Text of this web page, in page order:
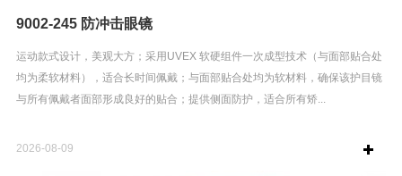
9002-245 防冲击眼镜
运动款式设计，美观大方；采用UVEX 软硬组件一次成型技术（与面部贴合处
均为柔软材料），适合长时间佩戴；与面部贴合处均为软材料，确保该护目镜
与所有佩戴者面部形成良好的贴合；提供侧面防护，适合所有矫...
2026-08-09